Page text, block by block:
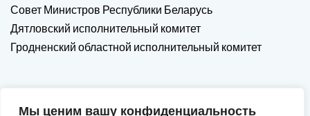
Мы ценим вашу конфиденциальность
Совет Министров Республики Беларусь
Дятловский исполнительный комитет
Гродненский областной исполнительный комитет